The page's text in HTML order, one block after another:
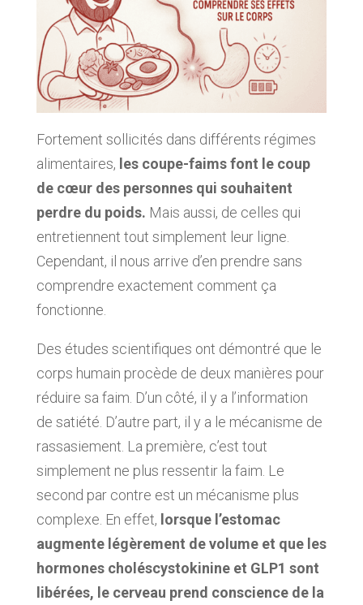
Fortement sollicités dans différents régimes
alimentaires, les coupe-faims font le coup
de cœur des personnes qui souhaitent
perdre du poids. Mais aussi, de celles qui
entretiennent tout simplement leur ligne.
Cependant, il nous arrive d’en prendre sans
comprendre exactement comment ça
fonctionne.
Des études scientifiques ont démontré que le
corps humain procède de deux manières pour
réduire sa faim. D’un côté, il y a l’information
de satiété. D’autre part, il y a le mécanisme de
rassasiement. La première, c’est tout
simplement ne plus ressentir la faim. Le
second par contre est un mécanisme plus
complexe. En effet, lorsque l’estomac
augmente légèrement de volume et que les
hormones choléscystokinine et GLP1 sont
libérées, le cerveau prend conscience de la